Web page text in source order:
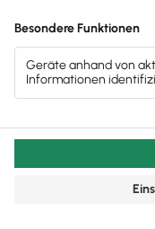
Brandheiße
News
dein
Möchtest du
hilfreiche Praxis-